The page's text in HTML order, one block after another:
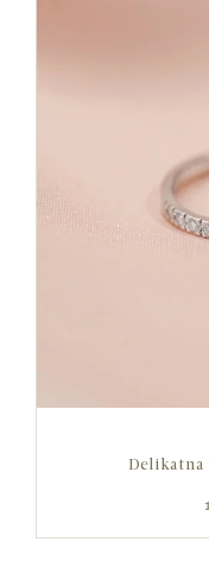
Delikatna